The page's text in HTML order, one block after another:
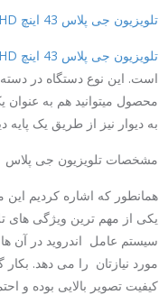
تلویزیون جی پلاس 43 اینچ Full HD مدل GTV-43MH414N
تلویزیون جی پلاس 43 اینچ Full HD مدل GTV-43MH414N
است. این نوع دستگاه در
محصول میتوانید هم به
به دیوار نیز از طریق یک
مشخصات تلویزیون جی پلاس
همانطور که اشاره کردیم
یکی از مهم ترین ویژگی های
سیستم عامل اندروید در آن
کیفیت تصویر بالایی بوده و